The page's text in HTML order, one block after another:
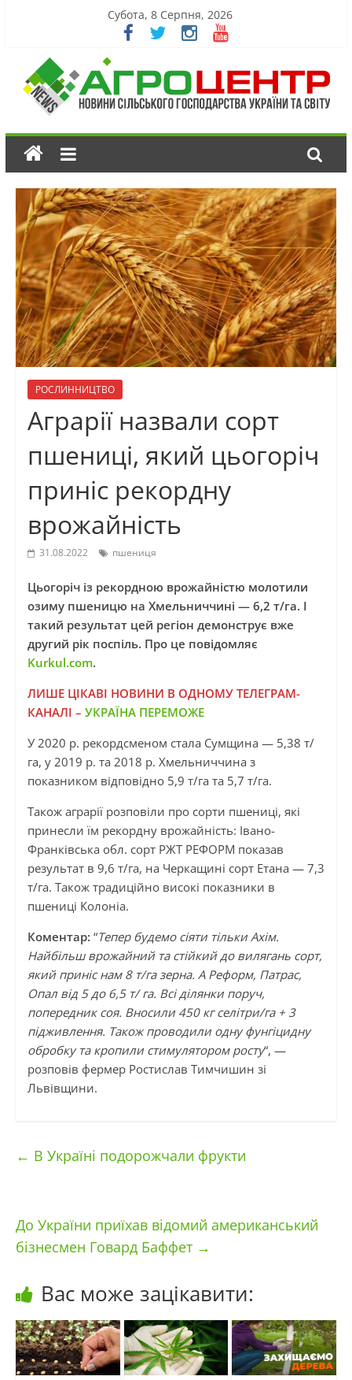
Субота, 8 Серпня, 2026
РОСЛИННИЦТВО
Аграрії назвали сорт
пшениці, який цьогоріч
приніс рекордну
врожайність
31.08.2022 пшениця
Цьогоріч із рекордною врожайністю молотили
озиму пшеницю на Хмельниччині — 6,2 т/га. І
такий результат цей регіон демонструє вже
другий рік поспіль. Про це повідомляє
Kurkul.com.
ЛИШЕ ЦІКАВІ НОВИНИ В ОДНОМУ ТЕЛЕГРАМ-
КАНАЛІ – УКРАЇНА ПЕРЕМОЖЕ
У 2020 р. рекордсменом стала Сумщина — 5,38 т/
га, у 2019 р. та 2018 р. Хмельниччина з
показником відповідно 5,9 т/га та 5,7 т/га.
Також аграрії розповіли про сорти пшениці, які
принесли їм рекордну врожайність: Івано-
Франківська обл. сорт РЖТ РЕФОРМ показав
результат в 9,6 т/га, на Черкащині сорт Етана — 7,3
т/га. Також традиційно високі показники в
пшениці Колоніа.
Коментар: “Тепер будемо сіяти тільки Ахім.
Найбільш врожайний та стійкий до вилягань сорт,
який приніс нам 8 т/га зерна. А Реформ, Патрас,
Опал від 5 до 6,5 т/ га. Всі ділянки поруч,
попередник соя. Вносили 450 кг селітри/га + 3
підживлення. Також проводили одну фунгіцидну
обробку та кропили стимулятором росту“, —
розповів фермер Ростислав Тимчишин зі
Львівщини.
← В Україні подорожчали фрукти
До України приїхав відомий американський
бізнесмен Говард Баффет →
Вас може зацікавити: